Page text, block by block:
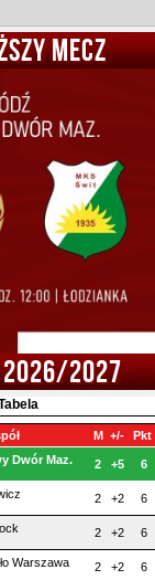
MECZ
2026/2027
M +/- Pkt
Dwór Maz. 2 +5 6
2 +2 6
2 +2 6
Warszawa 2 +2 6